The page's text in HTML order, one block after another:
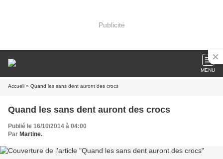
Publicité
MENU
Accueil » Quand les sans dent auront des crocs
Quand les sans dent auront des crocs
Publié le 16/10/2014 à 04:00
Par Martine.